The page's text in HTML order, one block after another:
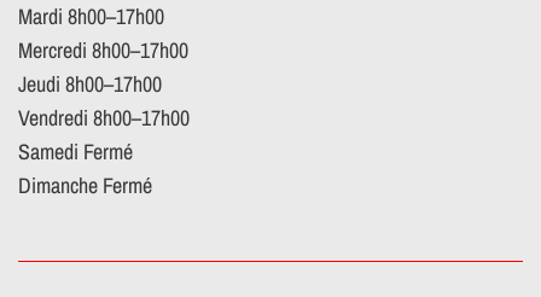
Mardi 8h00–17h00
Mercredi 8h00–17h00
Jeudi 8h00–17h00
Vendredi 8h00–17h00
Samedi Fermé
Dimanche Fermé